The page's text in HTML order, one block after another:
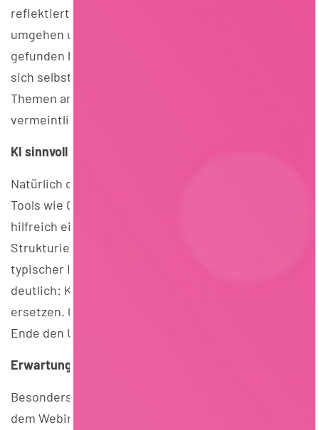
reflektiert Bewerber:innen mit Herausforderungen
umgehen und welche Lösungen sie bereits für sich
gefunden haben. Wer zeigen kann, dass er oder sie
sich selbst gut einschätzen kann und aktiv an
Themen arbeitet, punktet oft mehr als mit einer
vermeintlich perfekten Antwort.
KI sinnvoll nutzen – aber authentisch bleiben
Natürlich durfte auch das Thema KI nicht fehlen.
Tools wie ChatGPT können bei der Vorbereitung
hilfreich eingesetzt werden – etwa beim
Strukturieren von Anschreiben oder beim Üben
typischer Interviewfragen. Gleichzeitig wurde
deutlich: KI kann niemals die eigene Persönlichkeit
ersetzen. Genau diese persönliche Note macht am
Ende den Unterschied.
Erwartungen übertroffen
Besonders gefreut hat uns das tolle Feedback nach
dem Webinar. Viele Teilnehmende gaben an, dass